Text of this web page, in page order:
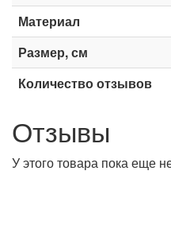
Материал
Размер, см
Количество отзывов
Отзывы
У этого товара пока еще